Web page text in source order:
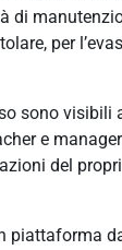
di
per
sono
e
del